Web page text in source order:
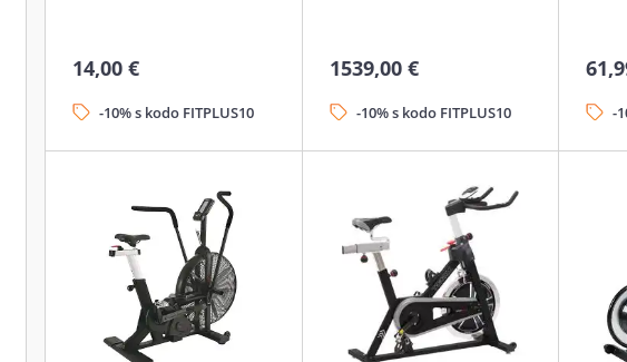
14,00 €
-10% s kodo FITPLUS10
1539,00 €
-10% s kodo FITPLUS10 -